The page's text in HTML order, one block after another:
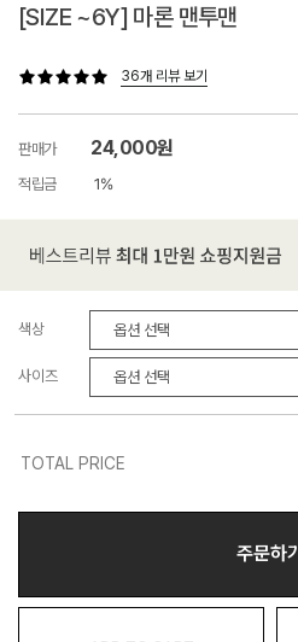
[SIZE ~6Y] 마론 맨투맨
36개 리뷰 보기
판매가 24,000원
적립금 1%
색상
사이즈
TOTAL PRICE
주문하기